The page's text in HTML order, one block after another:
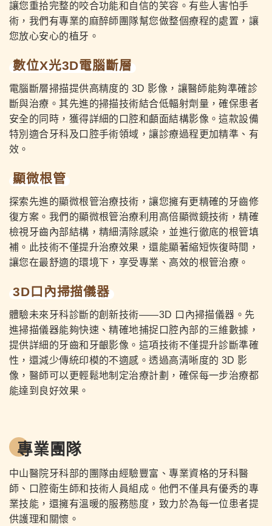
讓您重拾完整的咬合功能和自信的笑容。有些人害怕手
術，我們有專業的麻醉師團隊幫您做整個療程的處置，讓
您放心安心的植牙。
數位X光3D電腦斷層
電腦斷層掃描提供高精度的 3D 影像，讓醫師能夠準確診
斷與治療。其先進的掃描技術結合低輻射劑量，確保患者
安全的同時，獲得詳細的口腔和顱面結構影像。這款設備
特別適合牙科及口腔手術領域，讓診療過程更加精準、有
效。
顯微根管
探索先進的顯微根管治療技術，讓您擁有更精確的牙齒修
復方案。我們的顯微根管治療利用高倍顯微鏡技術，精確
檢視牙齒內部結構，精細清除感染，並進行徹底的根管填
補。此技術不僅提升治療效果，還能顯著縮短恢復時間，
讓您在最舒適的環境下，享受專業、高效的根管治療。
3D口內掃描儀器
體驗未來牙科診斷的創新技術——3D 口內掃描儀器。先
進掃描儀器能夠快速、精確地捕捉口腔內部的三維數據，
提供詳細的牙齒和牙齦影像。這項技術不僅提升診斷準確
性，還減少傳統印模的不適感。透過高清晰度的 3D 影
像，醫師可以更輕鬆地制定治療計劃，確保每一步治療都
能達到良好效果。
專業團隊
中山醫院牙科部的團隊由經驗豐富、專業資格的牙科醫
師、口腔衛生師和技術人員組成。他們不僅具有優秀的專
業技能，還擁有溫暖的服務態度，致力於為每一位患者提
供護理和關懷。